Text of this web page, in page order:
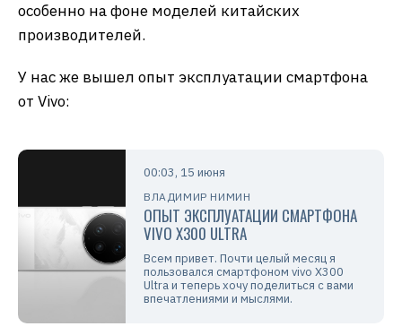
особенно на фоне моделей китайских
производителей.
У нас же вышел опыт эксплуатации смартфона
от Vivo:
00:03, 15 июня
ВЛАДИМИР НИМИН
ОПЫТ ЭКСПЛУАТАЦИИ CМАРТФОНА
VIVO X300 ULTRA
Всем привет. Почти целый месяц я
пользовался смартфоном vivo X300
Ultra и теперь хочу поделиться с вами
впечатлениями и мыслями.